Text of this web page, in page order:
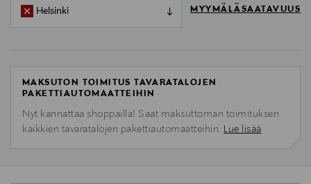
Helsinki MYYMÄLÄSAATAVUUS
MAKSUTON TOIMITUS TAVARATALOJEN
PAKETTIAUTOMAATTEIHIN
Nyt kannattaa shoppailla! Saat maksuttoman toimituksen
kaikkien tavaratalojen pakettiautomaatteihin. Lue lisää